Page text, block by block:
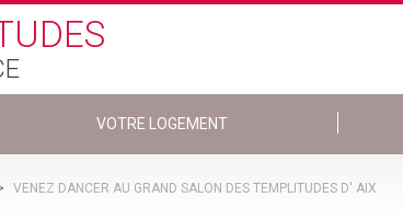
VOTRE LOGEMENT
VENEZ DANCER AU GRAND SALON DES TEMPLITUDES D' AIX